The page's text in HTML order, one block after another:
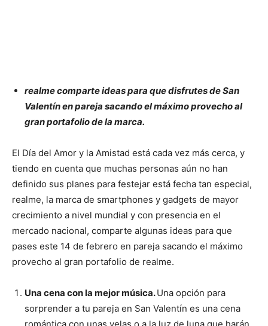
realme comparte ideas para que disfrutes de San
Valentín en pareja sacando el máximo provecho al
gran portafolio de la marca.
El Día del Amor y la Amistad está cada vez más cerca, y
tiendo en cuenta que muchas personas aún no han
definido sus planes para festejar está fecha tan especial,
realme, la marca de smartphones y gadgets de mayor
crecimiento a nivel mundial y con presencia en el
mercado nacional, comparte algunas ideas para que
pases este 14 de febrero en pareja sacando el máximo
provecho al gran portafolio de realme.
Una cena con la mejor música.Una opción para
sorprender a tu pareja en San Valentín es una cena